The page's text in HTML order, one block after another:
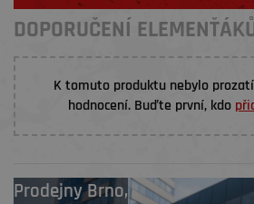
DOPORUČENÍ
K tomuto produktu nebylo
hodnocení. Buďte první, kdo
ProdejnyBrno,